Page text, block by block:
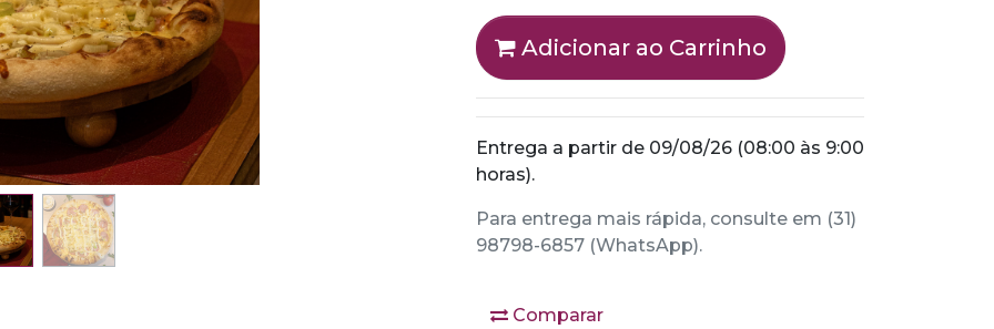
Adicionar ao Carrinho
Entrega a partir de 09/08/26 (08:00 às 9:00
horas).
Para entrega mais rápida, consulte em (31)
98798-6857 (WhatsApp).
Comparar